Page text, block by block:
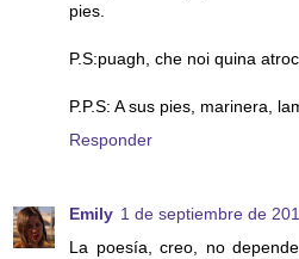
pies.
P.S:puagh, che noi quina
P.P.S: A sus pies, marinera,
Responder
Emily 1 de septiembre de
La poesía, creo, no